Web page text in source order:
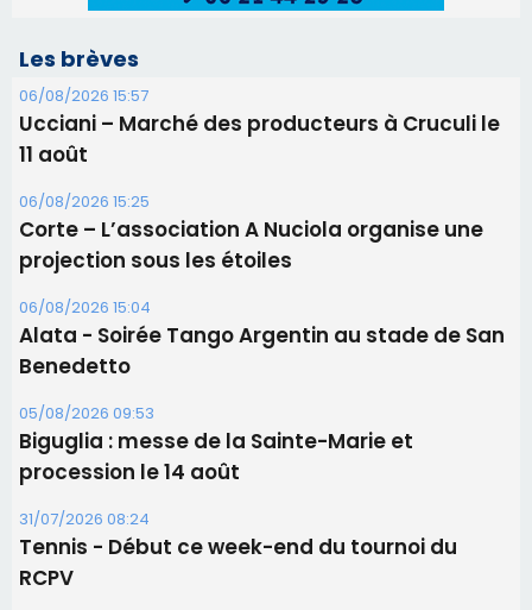
Alata - Soirée Tango Argentin au stade de San
Benedetto
05/08/2026 09:53
Biguglia : messe de la Sainte-Marie et
procession le 14 août
31/07/2026 08:24
Tennis - Début ce week-end du tournoi du
RCPV
31/07/2026 08:22
82ème anniversaire de la disparition du
Commandant Antoine de Saint Exupery
Les plus lus
Satine Nomary est la nouvelle Miss Corse 2026